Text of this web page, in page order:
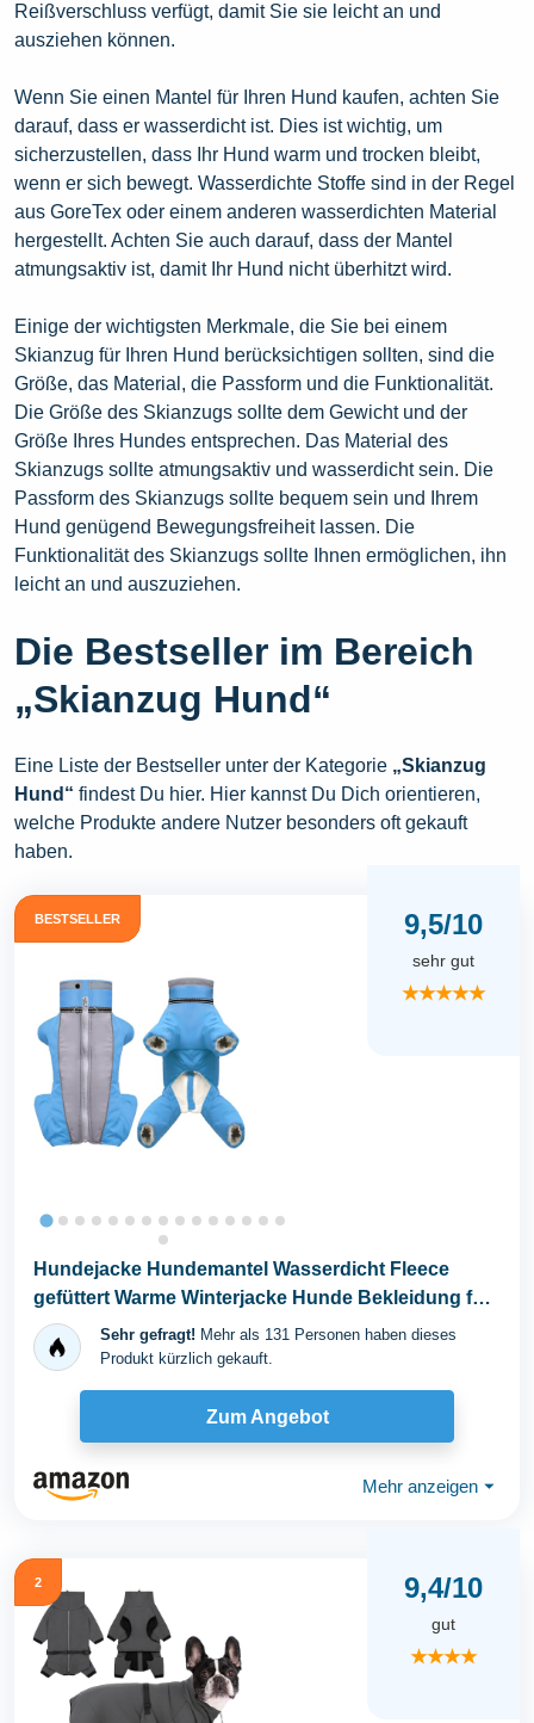
Reißverschluss verfügt, damit Sie sie leicht an und
ausziehen können.
Wenn Sie einen Mantel für Ihren Hund kaufen, achten Sie
darauf, dass er wasserdicht ist. Dies ist wichtig, um
sicherzustellen, dass Ihr Hund warm und trocken bleibt,
wenn er sich bewegt. Wasserdichte Stoffe sind in der Regel
aus GoreTex oder einem anderen wasserdichten Material
hergestellt. Achten Sie auch darauf, dass der Mantel
atmungsaktiv ist, damit Ihr Hund nicht überhitzt wird.
Einige der wichtigsten Merkmale, die Sie bei einem
Skianzug für Ihren Hund berücksichtigen sollten, sind die
Größe, das Material, die Passform und die Funktionalität.
Die Größe des Skianzugs sollte dem Gewicht und der
Größe Ihres Hundes entsprechen. Das Material des
Skianzugs sollte atmungsaktiv und wasserdicht sein. Die
Passform des Skianzugs sollte bequem sein und Ihrem
Hund genügend Bewegungsfreiheit lassen. Die
Funktionalität des Skianzugs sollte Ihnen ermöglichen, ihn
leicht an und auszuziehen.
Die Bestseller im Bereich
„Skianzug Hund“
Eine Liste der Bestseller unter der Kategorie „Skianzug
Hund“ findest Du hier. Hier kannst Du Dich orientieren,
welche Produkte andere Nutzer besonders oft gekauft
haben.
BESTSELLER 9,5/10
sehr gut
★★★★★
Hundejacke Hundemantel Wasserdicht Fleece
gefüttert Warme Winterjacke Hunde Bekleidung für
Winter...Sehr gefragt! Mehr als 131 Personen haben dieses
Produkt kürzlich gekauft.
Zum Angebot
Mehr anzeigen ⏷
2 9,4/10
gut
★★★★